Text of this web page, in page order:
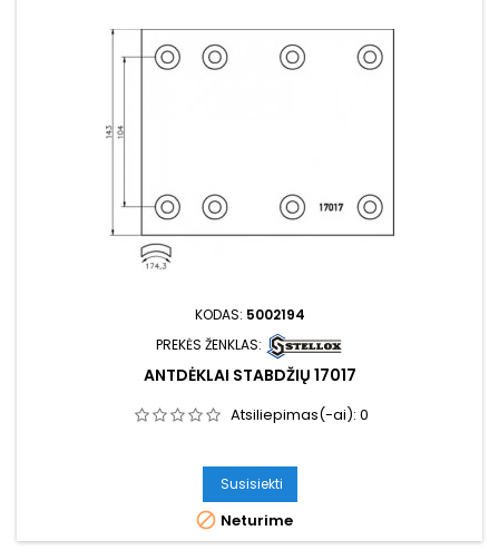
KODAS: 5002194
PREKĖS ŽENKLAS:
ANTDĖKLAI STABDŽIŲ 17017
Atsiliepimas(-ai): 0
Susisiekti
 Neturime